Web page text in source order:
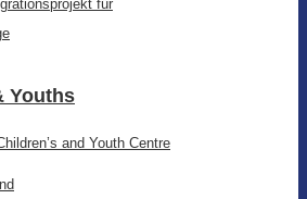
für
Youths
and Youth Centre